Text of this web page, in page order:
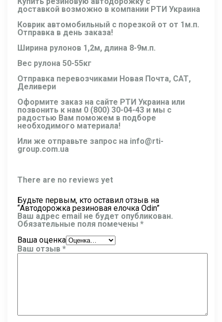
доставкой возможно в компании РТИ Украина
Коврик автомобильный с порезкой от от 1м.п.
Отправка в день заказа!
Ширина рулонов 1,2м, длина 8-9м.п.
Вес рулона 50-55кг
Отправка перевозчиками Новая Почта, САТ,
Деливери
Оформите заказ на сайте РТИ Украина или
позвонить к нам 0 (800) 30-04-43 и мы с
радостью Вам поможем в подборе
необходимого материала!
Или же отправьте запрос на info@rti-
group.com.ua
There are no reviews yet
Будьте первым, кто оставил отзыв на
“Автодорожка резиновая елочка Odin”
Ваш адрес email не будет опубликован.
Обязательные поля помечены *
Ваша оценка
Ваш отзыв *